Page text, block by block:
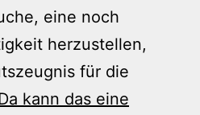
eine noch
herzustellen,
für die
kann das eine